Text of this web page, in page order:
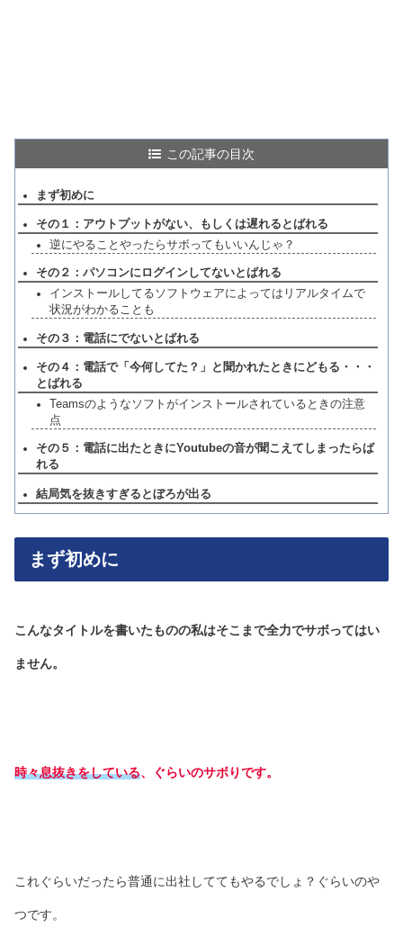
この記事の目次
まず初めに
その１：アウトプットがない、もしくは遅れるとばれる
逆にやることやったらサボってもいいんじゃ？
その２：パソコンにログインしてないとばれる
インストールしてるソフトウェアによってはリアルタイムで
状況がわかることも
その３：電話にでないとばれる
その４：電話で「今何してた？」と聞かれたときにどもる・・・
とばれる
Teamsのようなソフトがインストールされているときの注意
点
その５：電話に出たときにYoutubeの音が聞こえてしまったらば
れる
結局気を抜きすぎるとぼろが出る
まず初めに
こんなタイトルを書いたものの私はそこまで全力でサボってはい
ません。
時々息抜きをしている、ぐらいのサボりです。
これぐらいだったら普通に出社しててもやるでしょ？ぐらいのや
つです。